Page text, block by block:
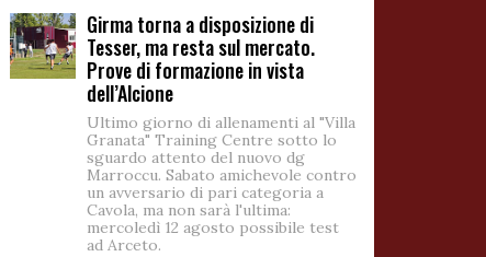
Girma torna a disposizione di
Tesser, ma resta sul mercato.
Prove di formazione in vista
dell’Alcione
Ultimo giorno di allenamenti al "Villa
Granata" Training Centre sotto lo
sguardo attento del nuovo dg
Marroccu. Sabato amichevole contro
un avversario di pari categoria a
Cavola, ma non sarà l'ultima:
mercoledì 12 agosto possibile test
ad Arceto.